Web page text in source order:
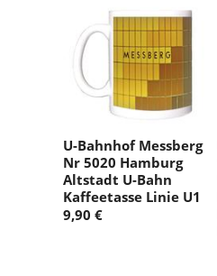
U-Bahnhof Messberg
Nr 5020 Hamburg
Altstadt U-Bahn
Kaffeetasse Linie U1
9,90 €